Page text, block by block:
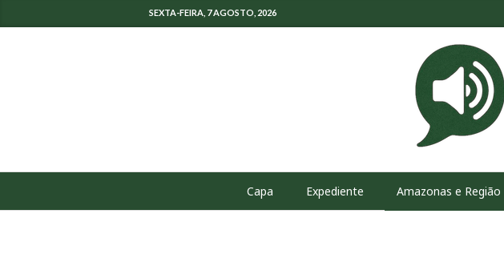
SEXTA-FEIRA, 7 AGOSTO, 2026
Capa Expediente Amazonas e Região